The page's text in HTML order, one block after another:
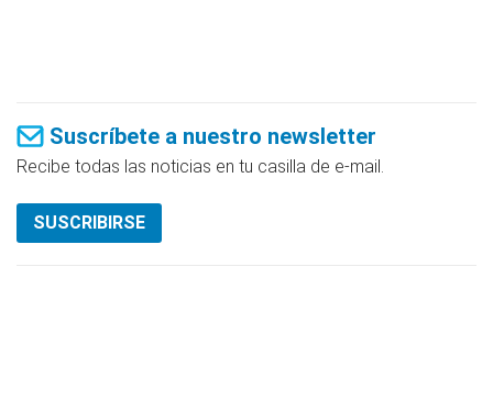
Suscríbete a nuestro newsletter
Recibe todas las noticias en tu casilla de e-mail.
SUSCRIBIRSE